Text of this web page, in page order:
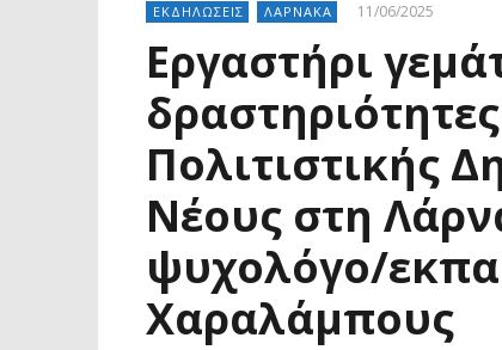
ΕΚΔΗΛΩΣΕΙΣ ΛΑΡΝΑΚΑ 11/06/2025
Εργαστήρι
Πολιτιστικής
Νέους στη
ψυχολόγο/
Χαραλάμπους